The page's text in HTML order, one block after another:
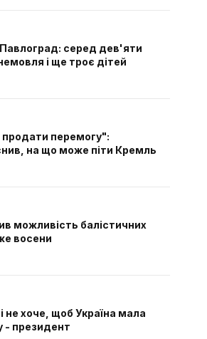
Павлоград: серед дев'яти
і ще троє дітей
продати перемогу":
на що може піти Кремль
можливість балістичних
восени
не хоче, щоб Україна мала
- президент